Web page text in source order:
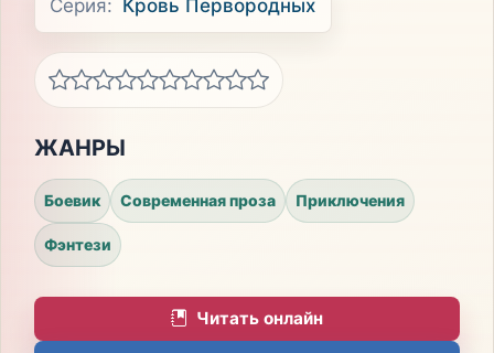
Серия: Кровь Первородных
ЖАНРЫ
Боевик Современная проза Приключения
Фэнтези
Читать онлайн